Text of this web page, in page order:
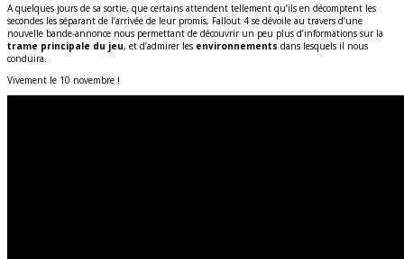
A quelques jours de sa sortie, que certains attendent tellement qu’ils en décomptent les
secondes les séparant de l’arrivée de leur promis, Fallout 4 se dévoile au travers d’une
nouvelle bande-annonce nous permettant de découvrir un peu plus d’informations sur la
trame principale du jeu, et d’admirer les environnements dans lesquels il nous
conduira.
Vivement le 10 novembre !